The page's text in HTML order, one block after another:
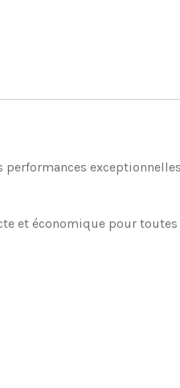
et économique pour